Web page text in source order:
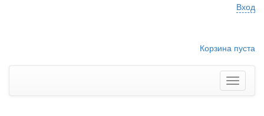
Вход
Корзина пуста